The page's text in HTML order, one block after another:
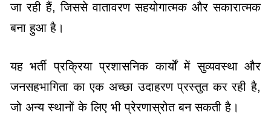
जा रही हैं, जिससे वातावरण सहयोगात्मक और सकारात्मक
बना हुआ है।
यह भर्ती प्रक्रिया प्रशासनिक कार्यों में सुव्यवस्था और
जनसहभागिता का एक अच्छा उदाहरण प्रस्तुत कर रही है,
जो अन्य स्थानों के लिए भी प्रेरणास्रोत बन सकती है।